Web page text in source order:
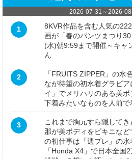
2026-07-31 ～2026-
1
8KVR作品を含む人気の
画が「春のパンツまつり
(水)朝9:59まで開催～キャ
ん
2
「FRUITS ZIPPER」の水
なが待望の初水着グラビ
イ」でメリハリのある美
下着みたいなものを人前で
3
これまで胸元すら隠して
那が美ボディをビキニな
の初仕事は「週プレ」の
「Honda X4」で日本全国